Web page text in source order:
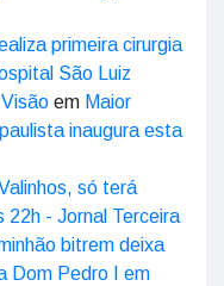
primeira cirurgia
São Luiz
em Maior
inaugura esta
só terá
22h - Jornal Terceira
bitrem deixa
Dom Pedro I em